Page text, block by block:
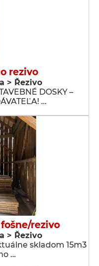
rezivo
> Řezivo
DOSKY –
…
rezivo
> Řezivo
skladom 15m3
…